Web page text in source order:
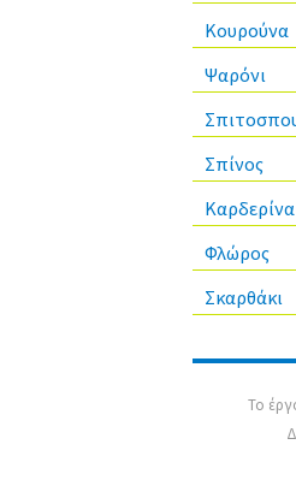
Κουρούνα
Ψαρόνι
Σπίνος
Καρδερίνα
Φλώρος
Σκαρθάκι
Το